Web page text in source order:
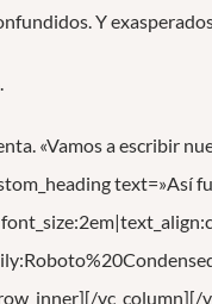
Y
«Vamos a escribir
text=»Así
vc_column][/